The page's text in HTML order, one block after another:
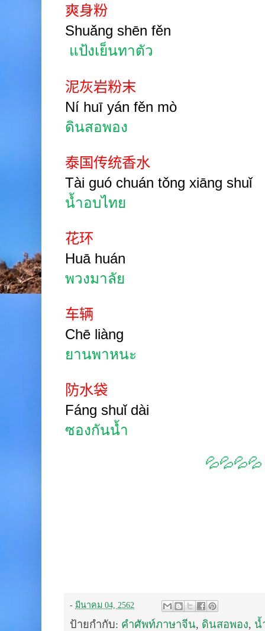
爽身粉
Shuǎng shēn fěn
แป้งเย็นทาตัว
泥灰岩粉末
Ní huī yán fěn mò
ดินสอพอง
泰国传统香水
Tài guó chuán tǒng xiāng shuǐ
น้ำอบไทย
花环
Huā huán
พวงมาลัย
车辆
Chē liàng
ยานพาหนะ
防水袋
Fáng shuǐ dài
ซองกันน้ำ
💦💦💦💦
- มีนาคม 04, 2562
ป้ายกำกับ: คำศัพท์ภาษาจีน, ดินสอพอง, น้